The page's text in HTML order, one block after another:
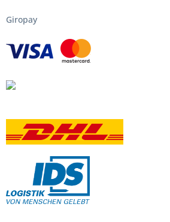
Giropay